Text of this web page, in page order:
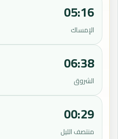
05:16
الإمساك
06:38
الشروق
00:29
منتصف الليل